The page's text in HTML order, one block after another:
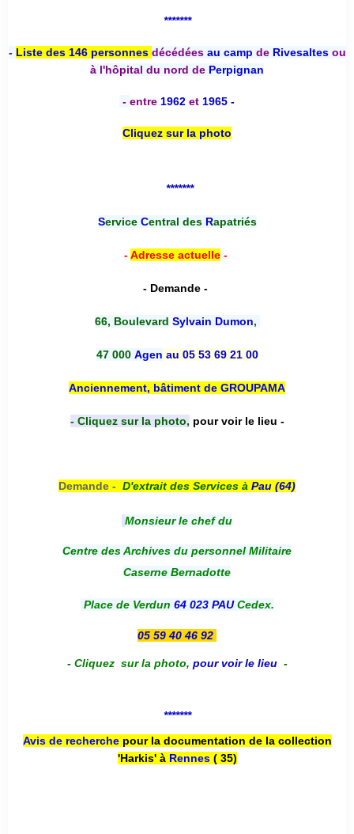
*******
- Liste des 146 personnes décédées au camp deRivesaltesou
à l'hôpital du nord de Perpignan
- entre 1962 et 1965 -
Cliquez sur la photo
*******
Service Central desRapatriés
-Adresse actuelle-
- Demande -
66, Boulevard Sylvain Dumon,
47 000 Agen au 05 53 69 21 00
Anciennement, bâtiment de GROUPAMA
- Cliquez sur la photo, pour voir le lieu -
Demande - D'extrait des Services à Pau (64)
Monsieur le chef du
Centre des Archives du personnel Militaire
Caserne Bernadotte
Place de Verdun 64 023 PAUCedex.
05 59 40 46 92
- Cliquez sur la photo, pour voir le lieu -
*******
Avis de recherche pour la documentation de la collection
'Harkis' à Rennes( 35)